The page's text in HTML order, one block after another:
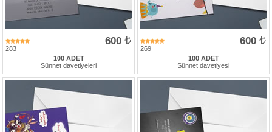
283
600
100 ADET
Sünnet davetiyeleri
269
600
100 ADET
Sünnet davetiyesi